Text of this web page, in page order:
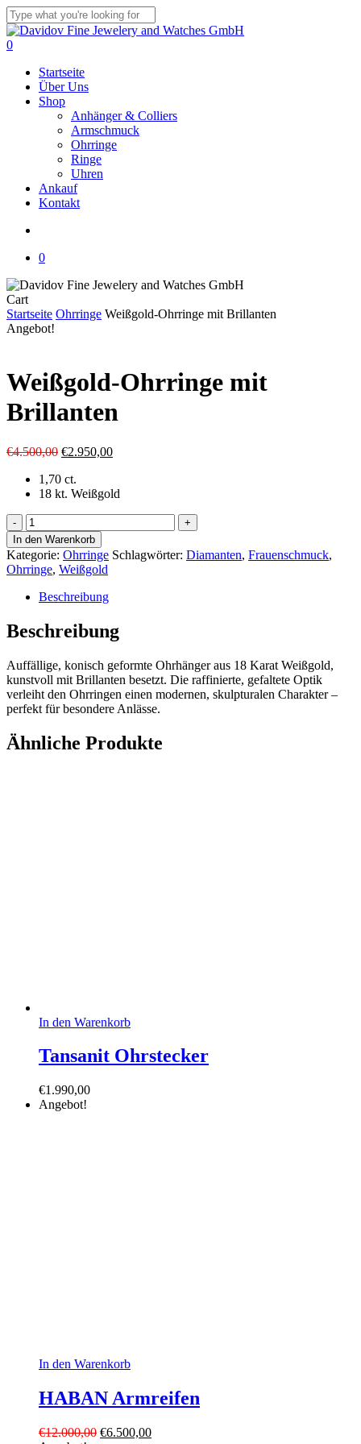
Skip
to
main
Close
Search
search
0
Startseite
Über Uns
Shop
Anhänger & Colliers
Armschmuck
Ohrringe
Ringe
Uhren
Ankauf
Kontakt
0
CartClose
Cart
Startseite Ohrringe Weißgold-Ohrringe mit Brillanten
Angebot!
Weißgold-Ohrringe mit
Brillanten
€4.500,00 Ursprünglicher
war:
€4.500,00
€2.950,00Aktueller
€2.950,00.
1,70 ct.
18 kt. Weißgold
Weißgold-
Ohrringe
mit
Brillanten
Menge
In den Warenkorb
Kategorie: Ohrringe Schlagwörter: Diamanten, Frauenschmuck,
Ohrringe, Weißgold
Beschreibung
Beschreibung
Auffällige, konisch geformte Ohrhänger aus 18 Karat Weißgold,
kunstvoll mit Brillanten besetzt. Die raffinierte, gefaltete Optik
verleiht den Ohrringen einen modernen, skulpturalen Charakter –
perfekt für besondere Anlässe.
Ähnliche Produkte
In den Warenkorb
Tansanit Ohrstecker
€1.990,00
Angebot!
In den Warenkorb
HABAN Armreifen
€12.000,00 Ursprünglicher
€6.500,00Aktueller